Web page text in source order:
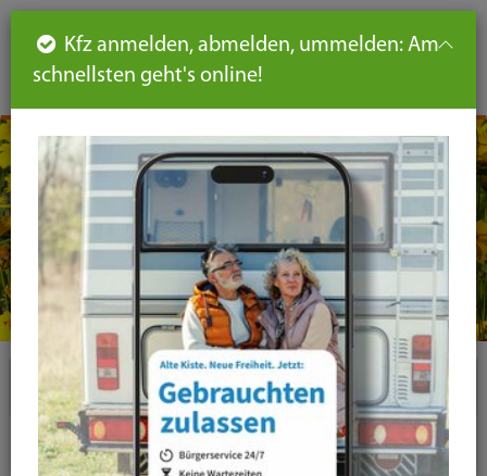
DE
Plugins
News-Liste
Seiteninhalt
Hauptnavigation
Seitennavigation
leichte
Sprache
Kfz anmelden, abmelden, ummelden: Am
schnellsten geht's online!